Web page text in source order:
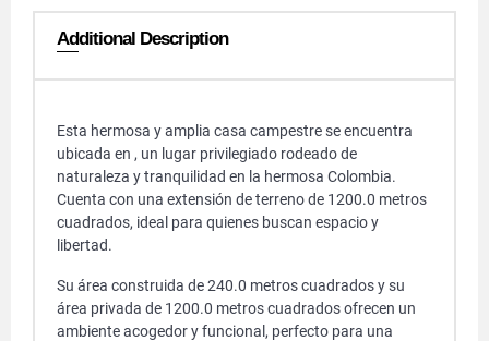
Additional Description
Esta hermosa y amplia casa campestre se encuentra
ubicada en , un lugar privilegiado rodeado de
naturaleza y tranquilidad en la hermosa Colombia.
Cuenta con una extensión de terreno de 1200.0 metros
cuadrados, ideal para quienes buscan espacio y
libertad.
Su área construida de 240.0 metros cuadrados y su
área privada de 1200.0 metros cuadrados ofrecen un
ambiente acogedor y funcional, perfecto para una